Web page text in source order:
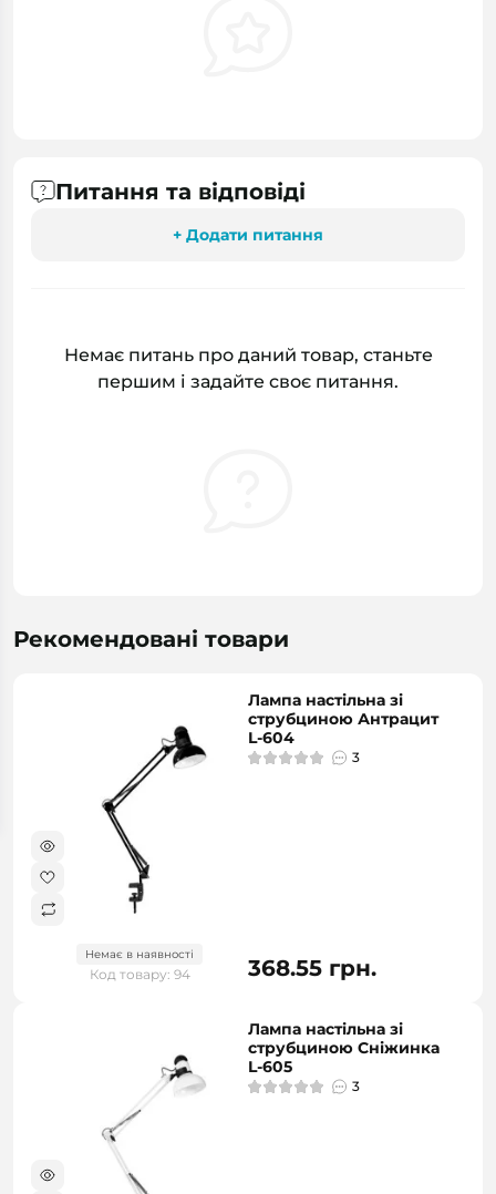
Питання та відповіді
+ Додати питання
Немає питань про даний товар, станьте
першим і задайте своє питання.
Рекомендовані товари
Немає в наявності
Код товару: 94
Лампа настільна зі
струбциною Антрацит
L-604
3
368.55 грн.
Лампа настільна зі
струбциною Сніжинка
L-605
3